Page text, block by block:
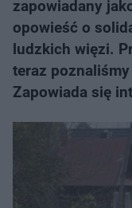
zapowiadany
opowieść o
ludzkich więzi.
teraz
Zapowiada się